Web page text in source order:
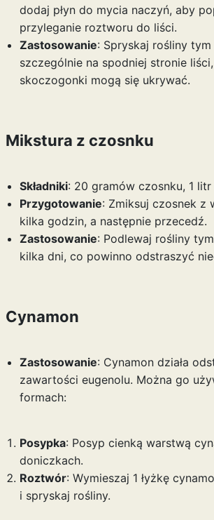
dodaj płyn do mycia naczyń, aby
przyleganie roztworu do liści.
Zastosowanie: Spryskaj rośliny
szczególnie na spodniej stronie
skoczogonki mogą się ukrywać.
Mikstura z czosnku
Składniki: 20 gramów czosnku, 1 litr
Przygotowanie: Zmiksuj czosnek z
kilka godzin, a następnie przecedź.
Zastosowanie: Podlewaj rośliny
kilka dni, co powinno odstraszyć
Cynamon
Zastosowanie: Cynamon działa
zawartości eugenolu. Można go
formach:
Posypka: Posyp cienką warstwą
doniczkach.
Roztwór: Wymieszaj 1 łyżkę
i spryskaj rośliny.